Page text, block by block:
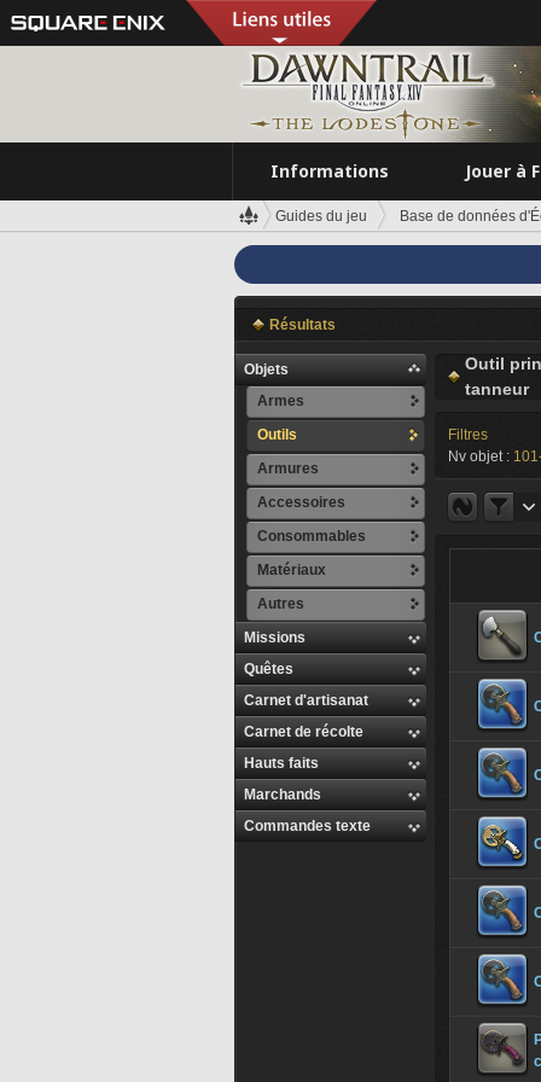
Informations Jouer à
Guides du jeu Base de données
Résultats
Objets
Armes
Outils
Armures
Accessoires
Consommables
Matériaux
Autres
Missions
Quêtes
Carnet d'artisanat
Carnet de récolte
Hauts faits
Marchands
Commandes texte
Outil
tanneur
Filtres
Nv objet :